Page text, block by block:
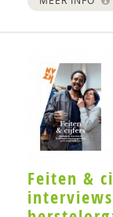
Flore Burger
Gertie
Wendy
Paul Camp
Stynke
Jan Claeys,
Feiten &